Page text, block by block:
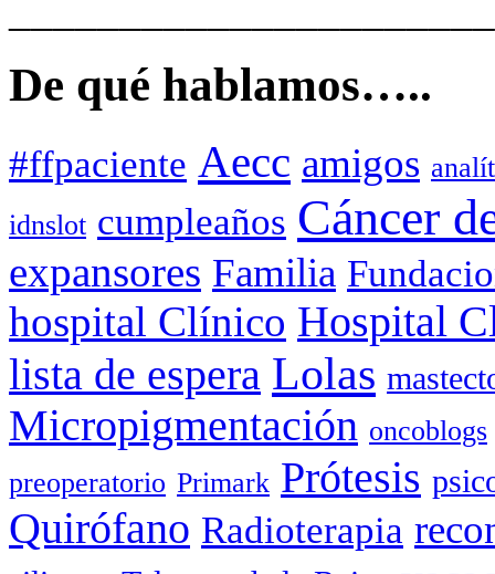
De qué hablamos…..
#ffpaciente Aecc amigos
idnslot cumpleaños Cáncer
expansores Familia
hospital Clínico Hospital
lista de espera Lolas
Micropigmentación oncoblogs
preoperatorio Primark Prótesis
Quirófano Radioterapia